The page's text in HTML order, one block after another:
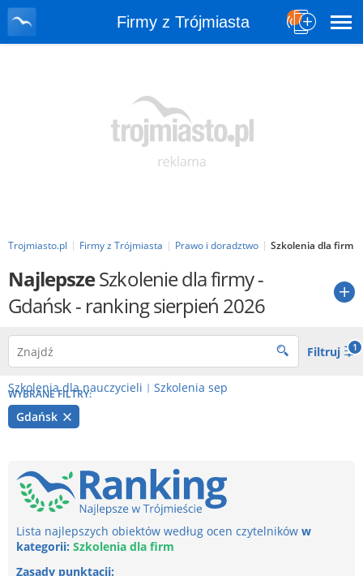
Firmy z Trójmiasta
Trojmiasto.pl Firmy z Trójmiasta Prawo i doradztwo Szkolenia dla firm
NajlepszeSzkolenie dla firmy-
Gdańsk - ranking sierpień 2026
Filtruj 1
Szkolenia dla nauczycieli | Szkolenia sep
WYBRANE FILTRY:
Gdańsk
Lista najlepszych obiektów według ocen czytelników w
kategorii: Szkolenia dla firm
Zasady punktacji: